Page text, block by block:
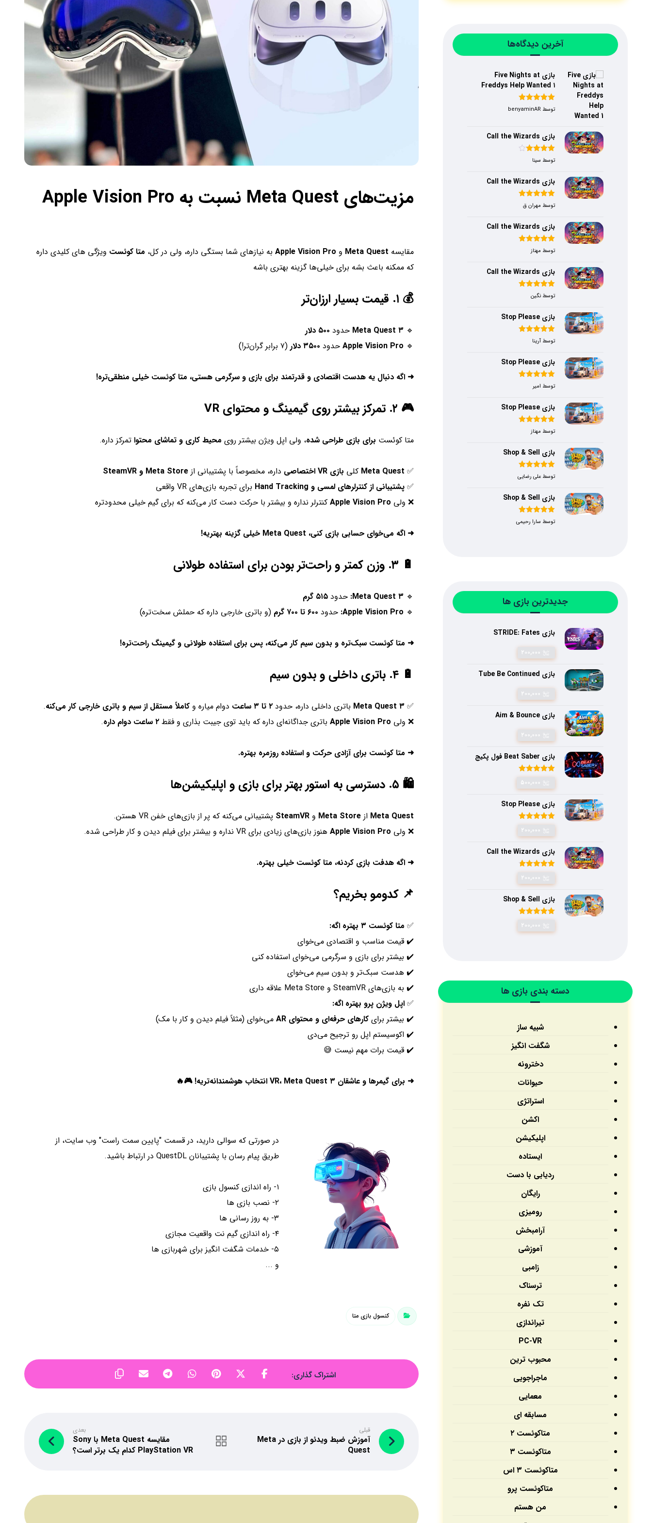
مزیت‌های Meta Quest نسبت به Apple Vision Pro
مقایسه Meta Quest و Apple Vision Pro به نیازهای شما بستگی داره، ولی در کل، متا کوئست ویژگی های کلیدی داره
که ممکنه باعث بشه برای خیلی‌ها گزینه بهتری باشه
💰 ۱. قیمت بسیار ارزان‌تر
🔹 Meta Quest ۳ حدود ۵۰۰ دلار
🔹
Apple Vision Pro حدود ۳۵۰۰ دلار (۷ برابر گران‌تر!)
➜ اگه دنبال یه هدست اقتصادی و قدرتمند برای بازی و سرگرمی هستی، متا کوئست خیلی منطقی‌تره!
🎮 ۲. تمرکز بیشتر روی گیمینگ و محتوای VR
متا کوئست برای بازی طراحی شده، ولی اپل ویژن بیشتر روی محیط کاری و تماشای محتوا تمرکز داره.
✅
Meta Quest کلی بازی VR اختصاصی داره، مخصوصاً با پشتیبانی ازMeta Store و SteamVR
✅پشتیبانی از کنترلرهای لمسی و Hand Tracking
برای تجربه بازی‌های VR واقعی
❌ ولی Apple Vision Pro کنترلر نداره و بیشتر با حرکت دست کار می‌کنه که برای گیم خیلی محدودتره
➜ اگه می‌خوای حسابی بازی کنی، Meta Quest خیلی گزینه بهتریه!
🔋 ۳. وزن کمتر و راحت‌تر بودن برای استفاده طولانی
🔹 Meta Quest ۳: حدود۵۱۵ گرم
🔹
Apple Vision Pro: حدود ۶۰۰ تا ۷۰۰ گرم (و باتری خارجی داره که حملش سخت‌تره)
➜ متا کوئست سبک‌تره و بدون سیم کار می‌کنه، پس برای استفاده طولانی و گیمینگ راحت‌تره!
🔋 ۴. باتری داخلی و بدون سیم
✅ Meta Quest ۳ باتری داخلی داره، حدود۲ تا ۳ ساعت دوام میاره وکاملاً مستقل از سیم و باتری خارجی کار می‌کنه.
❌ ولی Apple Vision Pro باتری جداگانه‌ای داره که باید توی جیبت بذاری و فقط۲ ساعت دوام داره .
➜ متا کوئست برای آزادی حرکت و استفاده روزمره بهتره.
🛍️ ۵. دسترسی به استور بهتر برای بازی و اپلیکیشن‌ها
Meta Quest ازMeta Store وSteamVR پشتیبانی می‌کنه که پر از بازی‌های خفن VR هستن.
❌ ولی Apple Vision Pro هنوز بازی‌های زیادی برای VR نداره و بیشتر برای فیلم دیدن و کار طراحی شده.
➜ اگه هدفت بازی کردنه، متا کوئست خیلی بهتره.
📌 کدومو بخریم؟
✅ متا کوئست ۳ بهتره اگه:
✔️ قیمت مناسب و اقتصادی می‌خوای
✔️ بیشتر برای بازی و سرگرمی می‌خوای استفاده کنی
✔️ هدست سبک‌تر و بدون سیم می‌خوای
✔️ به بازی‌های SteamVR و Meta Store علاقه داری
✅اپل ویژن پرو بهتره اگه:
✔️ بیشتر برایکارهای حرفه‌ای و محتوای AR
می‌خوای (مثلاً فیلم دیدن و کار با مک)
✔️ اکوسیستم اپل رو ترجیح می‌دی
✔️ قیمت برات مهم نیست 😅
➜ برای گیمرها و عاشقان VR، Meta Quest ۳ انتخاب هوشمندانه‌تریه! 🎮🔥
در صورتی که سوالی دارید، در قسمت "پایین سمت راست" وب سایت، از
طریق پیام رسان با پشتیبانان QuestDL در ارتباط باشید.
۱- راه اندازی کنسول بازی
۲- نصب بازی ها
۳- به روز رسانی ها
۴- راه اندازی گیم نت واقعیت مجازی
۵- خدمات شگفت انگیز برای شهربازی ها
و ...
کنسول بازی متا
قبلی
آموزش ضبط ویدئو از بازی در Meta
Quest
بعدی
مقایسه Meta Quest با Sony
PlayStation VR کدام یک برتر است؟
آخرین دیدگاه‌ها
بازی Five Nights at
Freddys Help Wanted ۱
امتیاز۵از
۵
توسط benyaminAR
بازی Call the Wizards
امتیاز
۴
از ۵
توسط سینا
بازی Call the Wizards
امتیاز ۵از
۵
توسط مهران ق
بازی Call the Wizards
امتیاز۵از
۵
توسط مهناز
بازی Call the Wizards
امتیاز
۵
توسط نگین
بازی Stop Please
امتیاز ۵
۵
توسط آرینا
بازی Stop Please
امتیاز
۵
توسط امیر
بازی Stop Please
امتیاز۵از
۵
توسط مهناز
بازی Shop & Sell
امتیاز
از
۵
توسط علی رضایی
بازی Shop & Sell
امتیاز ۵از
۵
توسط سارا رحیمی
جدیدترین بازی ها
بازی STRIDE: Fates
۲۰۰,۰۰۰
بازی Tube Be Continued
۲۰۰,۰۰۰
بازی Aim & Bounce
۲۰۰,۰۰۰
بازی Beat Saber فول پکیج
از ۵
۵۰۰,۰۰۰
بازی Stop Please
از ۵
۲۰۰,۰۰۰
بازی Call the Wizards
از ۵
۲۰۰,۰۰۰
بازی Shop & Sell
از ۵
۲۰۰,۰۰۰
دسته بندی بازی ها
شبیه ساز
شگفت انگیز
دخترونه
حیوانات
استراتژی
اکشن
اپلیکیشن‌
ایستاده
ردیابی با دست
رایگان
رومیزی
آرامبخش
آموزشی
زامبی
ترسناک
تک نفره
تیراندازی
PC-VR
محبوب ترین
ماجراجویی
معمایی
مسابقه ای
متاکوئست ۲
متاکوئست ۳
متاکوئست ۳ اس
متاکوئست پرو
من هستم